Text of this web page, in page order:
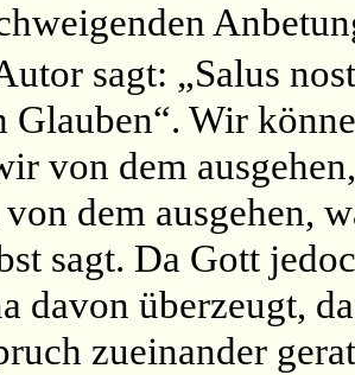
sagt: „Salus
Glauben“. Wir
von dem
von dem ausgehen,
sagt. Da Gott
davon überzeugt,
zueinander